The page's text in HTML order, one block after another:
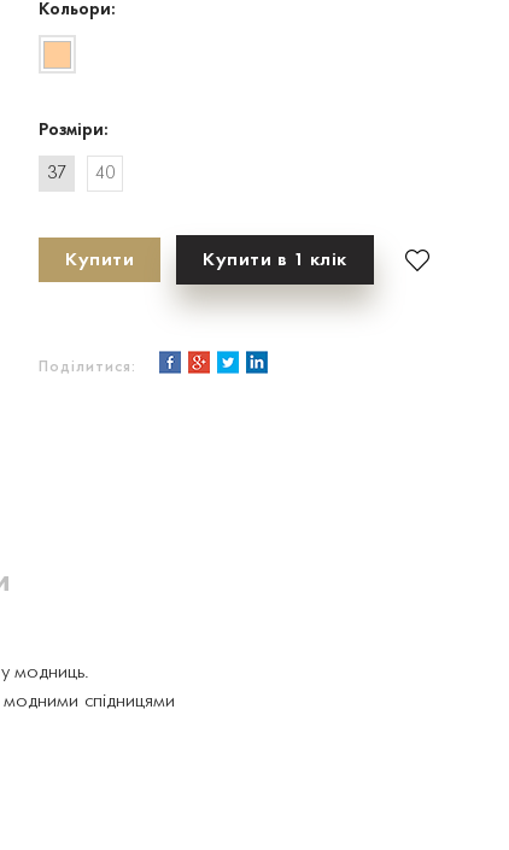
Кольори:
Розміри:
37 40
Купити Купити в 1 клік
Поділитися:
модниць.
спідницями